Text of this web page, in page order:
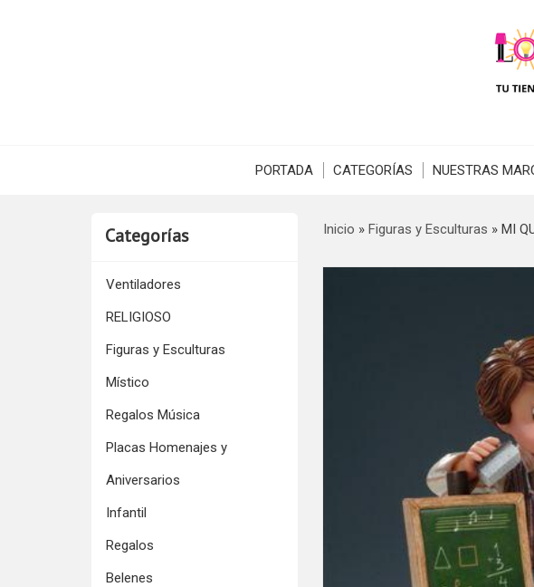
PORTADA CATEGORÍAS NUESTRAS
Categorías
Ventiladores
RELIGIOSO
Figuras y Esculturas
Místico
Regalos Música
Placas Homenajes y
Aniversarios
Infantil
Regalos
Belenes
Inicio » Figuras y Esculturas » MI